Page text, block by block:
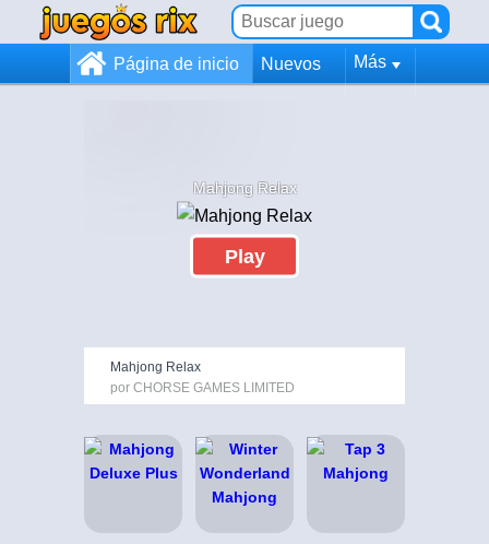
Página de inicio Nuevos Más
Mahjong Relax
Play
Mahjong Relax
por CHORSE GAMES LIMITED